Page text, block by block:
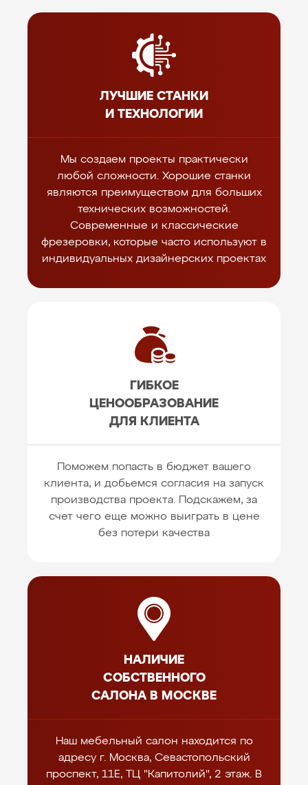
ЛУЧШИЕ СТАНКИ
И ТЕХНОЛОГИИ
Мы создаем проекты практически
любой сложности. Хорошие станки
являются преимуществом для больших
технических возможностей.
Современные и классические
фрезеровки, которые часто используют в
индивидуальных дизайнерских проектах
ГИБКОЕ
ЦЕНООБРАЗОВАНИЕ
ДЛЯ КЛИЕНТА
Поможем попасть в бюджет вашего
клиента, и добьемся согласия на запуск
производства проекта. Подскажем, за
счет чего еще можно выиграть в цене
без потери качества
НАЛИЧИЕ
СОБСТВЕННОГО
САЛОНА В МОСКВЕ
Наш мебельный салон находится по
адресу г. Москва, Севастопольский
проспект, 11Е, ТЦ "Капитолий", 2 этаж. В